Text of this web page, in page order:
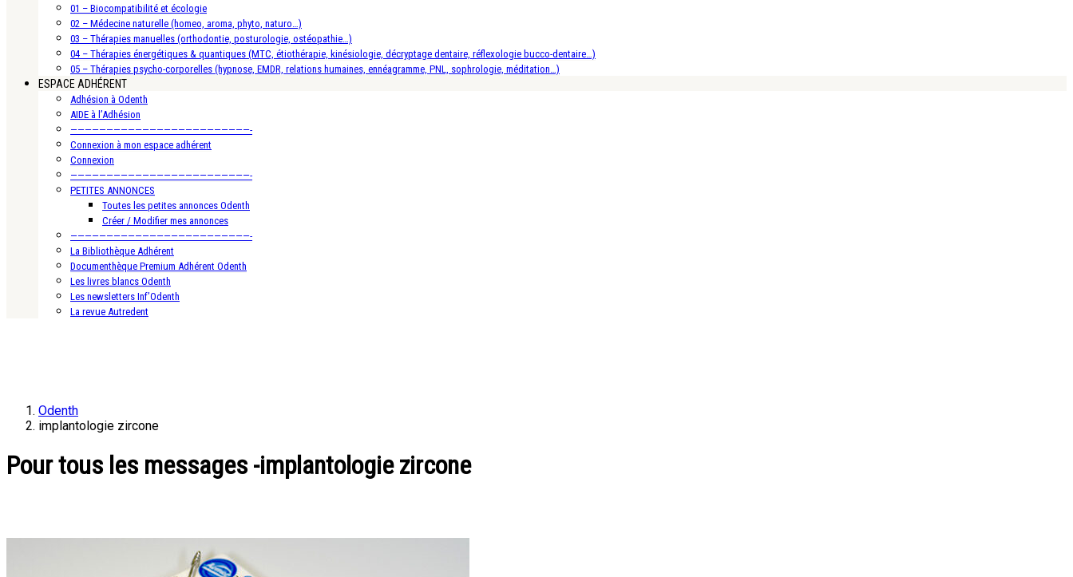
01 – Biocompatibilité et écologie
02 – Médecine naturelle (homeo, aroma, phyto, naturo…)
03 – Thérapies manuelles (orthodontie, posturologie, ostéopathie…)
04 – Thérapies énergétiques & quantiques (MTC, étiothérapie, kinésiologie, décryptage dentaire, réflexologie bucco-dentaire…)
05 – Thérapies psycho-corporelles (hypnose, EMDR, relations humaines, ennéagramme, PNL, sophrologie, méditation…)
ESPACE ADHÉRENT
Adhésion à Odenth
AIDE à l’Adhésion
—————————————————————————-
Connexion à mon espace adhérent
Connexion
—————————————————————————-
PETITES ANNONCES
Toutes les petites annonces Odenth
Créer / Modifier mes annonces
—————————————————————————-
La Bibliothèque Adhérent
Documenthèque Premium Adhérent Odenth
Les livres blancs Odenth
Les newsletters Inf’Odenth
La revue Autredent
Odenth
implantologie zircone
Pour tous les messages -implantologie zircone